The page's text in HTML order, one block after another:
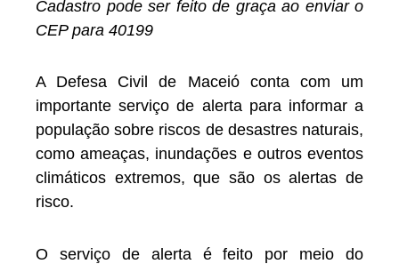
Cadastro pode ser feito de graça ao enviar o
CEP para 40199
A Defesa Civil de Maceió conta com um
importante serviço de alerta para informar a
população sobre riscos de desastres naturais,
como ameaças, inundações e outros eventos
climáticos extremos, que são os alertas de
risco.
O serviço de alerta é feito por meio do